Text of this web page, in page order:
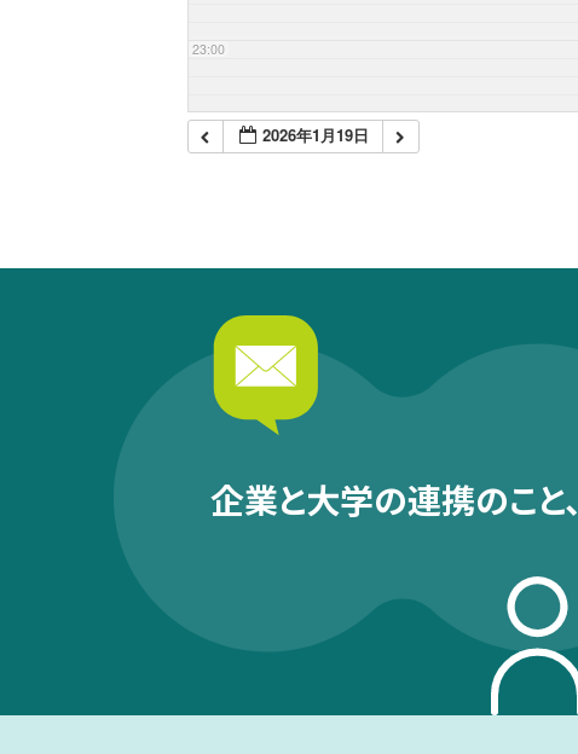
23:00
2026年1月19日
企業と大学の連携のこと、